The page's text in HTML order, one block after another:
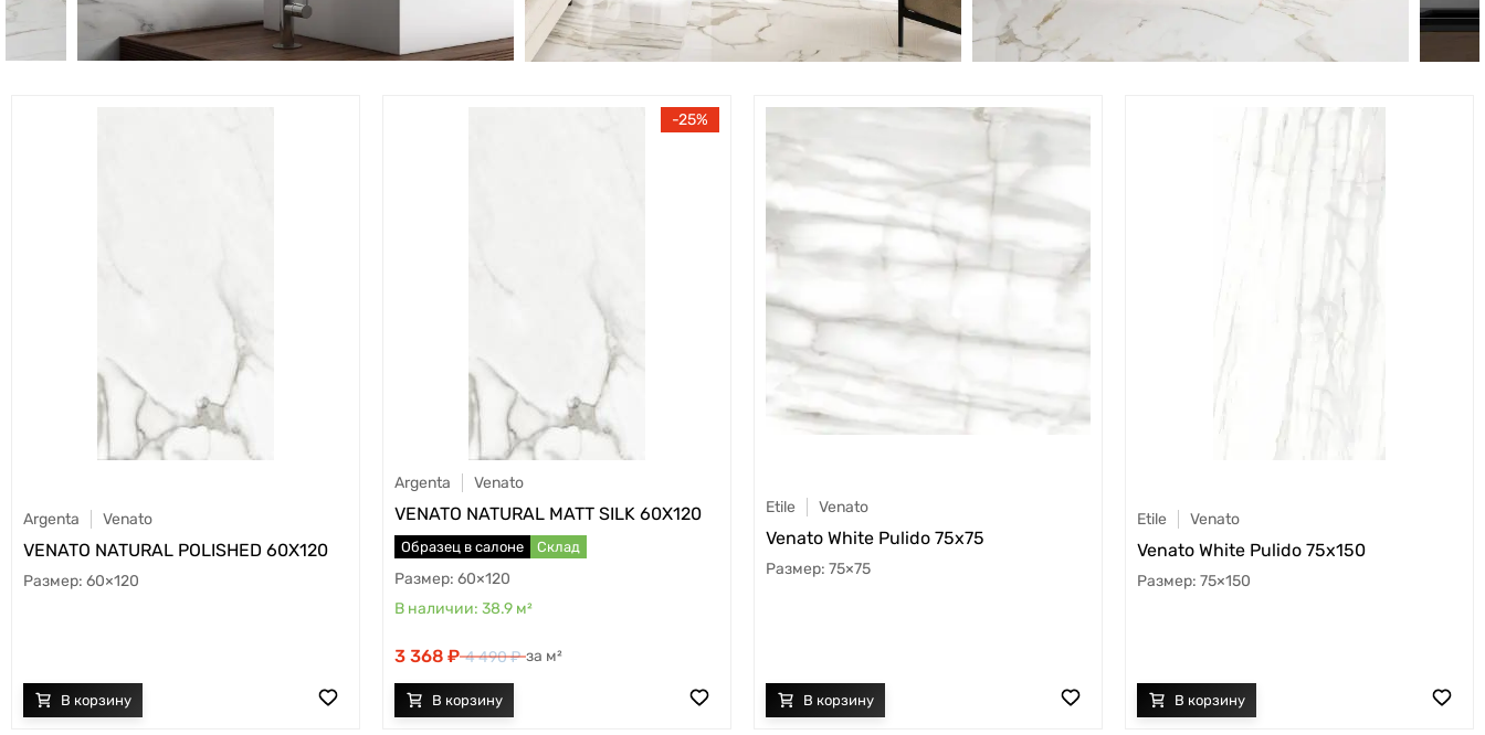
Argenta Venato
VENATO NATURAL POLISHED 60X120
60×120
25
Argenta Venato
VENATO NATURAL MATT SILK 60X120
Образец в салоне Склад
60×120
38.9 м²
3 368 4 490 м²
Etile Venato
Venato White Pulido 75x75
75×75
Etile Venato
Venato White Pulido 75x150
75×150